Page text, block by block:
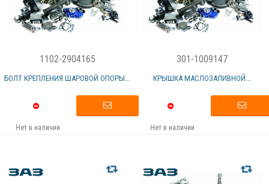
1102-2904165
БОЛТ КРЕПЛЕНИЯ ШАРОВОЙ ОПОРЫ...
Нет в наличии
301-1009147
КРЫШКА МАСЛОЗАЛИВНОЙ...
Нет в наличии